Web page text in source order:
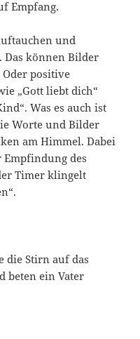
Empfang.
und
Das können Bilder
positive
„Gott liebt dich“
Was es auch ist
Worte und Bilder
am Himmel. Dabei
des
Timer klingelt
die Stirn auf das
beten ein Vater